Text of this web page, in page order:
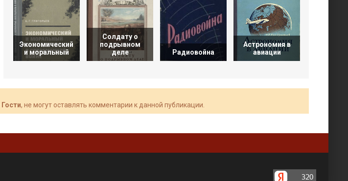
Экономический
и моральный
Солдату о
подрывном
деле
Радиовойна
Астрономия в
авиации
Гости, не могут оставлять комментарии к данной публикации.